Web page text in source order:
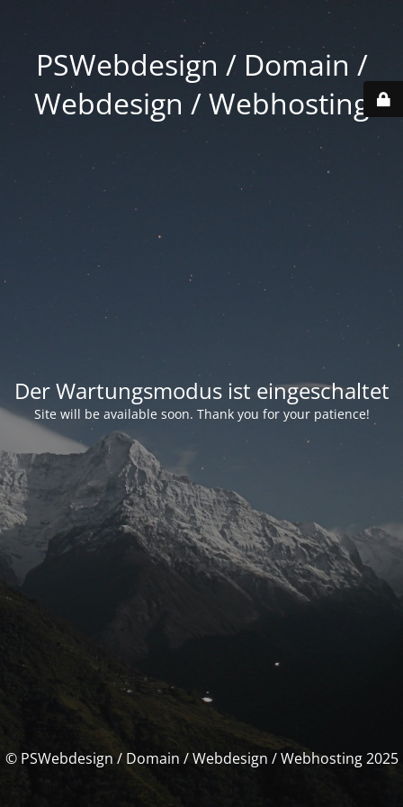
PSWebdesign / Domain /
Webdesign / Webhosting
Der Wartungsmodus ist eingeschaltet
Site will be available soon. Thank you for your patience!
© PSWebdesign / Domain / Webdesign / Webhosting 2025